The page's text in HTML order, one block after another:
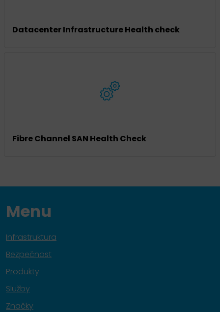
Datacenter Infrastructure Health check
Fibre Channel SAN Health Check
Menu
Infrastruktura
Bezpečnost
Produkty
Služby
Značky